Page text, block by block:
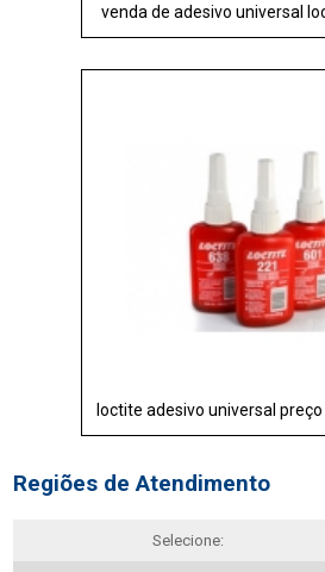
venda de adesivo universal
loctite adesivo universal
Regiões de Atendimento
Selecione: